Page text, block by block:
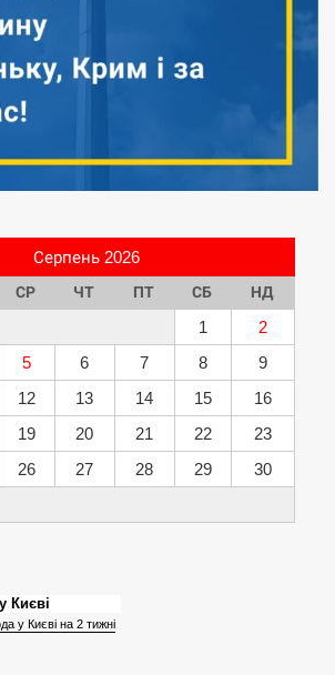
Серпень 2026
СР ЧТ ПТ СБ НД
1
2
5 6 7 8
9
12 13 14 15
16
19 20 21 22
23
26 27 28 29
30